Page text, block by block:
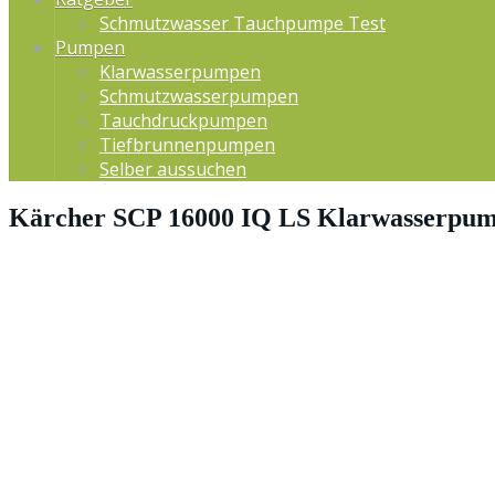
Schmutzwasser Tauchpumpe Test
Pumpen
Klarwasserpumpen
Schmutzwasserpumpen
Tauchdruckpumpen
Tiefbrunnenpumpen
Selber aussuchen
Kärcher SCP 16000 IQ LS